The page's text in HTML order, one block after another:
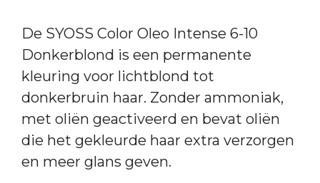
De SYOSS Color Oleo Intense 6-10
Donkerblond is een permanente
kleuring voor lichtblond tot
donkerbruin haar. Zonder ammoniak,
met oliën geactiveerd en bevat oliën
die het gekleurde haar extra verzorgen
en meer glans geven.